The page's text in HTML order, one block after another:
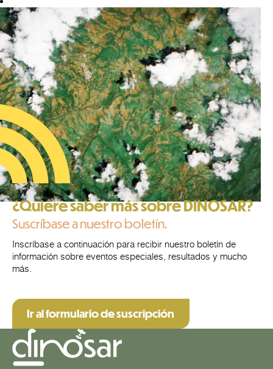
¿Quiere saber más sobre DINOSAR?
Suscríbase a nuestro boletín.
Inscríbase a continuación para recibir nuestro boletín de
información sobre eventos especiales, resultados y mucho
más.
Ir al formulario de suscripción